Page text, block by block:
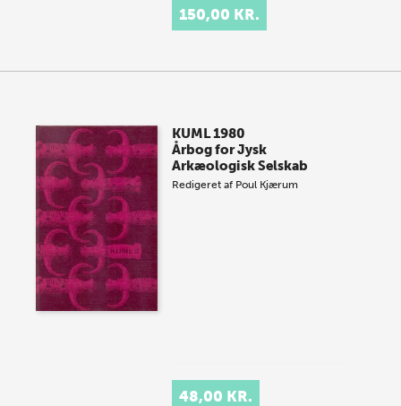
150,00 KR.
KUML 1980
Årbog for Jysk
Arkæologisk Selskab
Redigeret af Poul Kjærum
48,00 KR.